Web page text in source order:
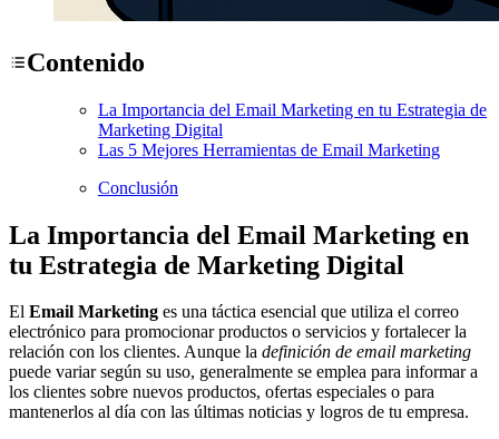
Contenido
La Importancia del Email Marketing en tu Estrategia de
Marketing Digital
Las 5 Mejores Herramientas de Email Marketing
Conclusión
La Importancia del Email Marketing en
tu Estrategia de Marketing Digital
El Email Marketing es una táctica esencial que utiliza el correo
electrónico para promocionar productos o servicios y fortalecer la
relación con los clientes. Aunque la definición de email marketing
puede variar según su uso, generalmente se emplea para informar a
los clientes sobre nuevos productos, ofertas especiales o para
mantenerlos al día con las últimas noticias y logros de tu empresa.